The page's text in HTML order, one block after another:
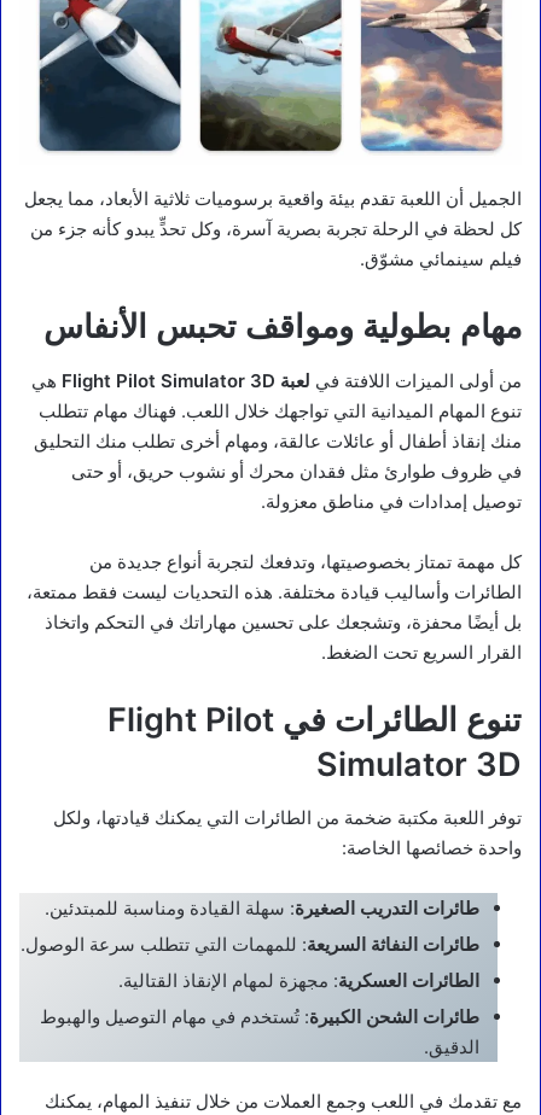
الجميل أن اللعبة تقدم بيئة واقعية برسوميات ثلاثية الأبعاد، مما يجعل
كل لحظة في الرحلة تجربة بصرية آسرة، وكل تحدٍّ يبدو كأنه جزء من
فيلم سينمائي مشوّق.
مهام بطولية ومواقف تحبس الأنفاس
من أولى الميزات اللافتة في لعبة Flight Pilot Simulator 3D
هي
تنوع المهام الميدانية التي تواجهك خلال اللعب. فهناك مهام تتطلب
منك إنقاذ أطفال أو عائلات عالقة، ومهام أخرى تطلب منك التحليق
في ظروف طوارئ مثل فقدان محرك أو نشوب حريق، أو حتى
توصيل إمدادات في مناطق معزولة.
كل مهمة تمتاز بخصوصيتها، وتدفعك لتجربة أنواع جديدة من
الطائرات وأساليب قيادة مختلفة. هذه التحديات ليست فقط ممتعة،
بل أيضًا محفزة، وتشجعك على تحسين مهاراتك في التحكم واتخاذ
القرار السريع تحت الضغط.
تنوع الطائرات في Flight Pilot
Simulator 3D
توفر اللعبة مكتبة ضخمة من الطائرات التي يمكنك قيادتها، ولكل
واحدة خصائصها الخاصة:
طائرات التدريب الصغيرة: سهلة القيادة ومناسبة للمبتدئين.
طائرات النفاثة السريعة: للمهمات التي تتطلب سرعة الوصول.
الطائرات العسكرية: مجهزة لمهام الإنقاذ القتالية.
طائرات الشحن الكبيرة: تُستخدم في مهام التوصيل والهبوط
الدقيق.
مع تقدمك في اللعب وجمع العملات من خلال تنفيذ المهام، يمكنك